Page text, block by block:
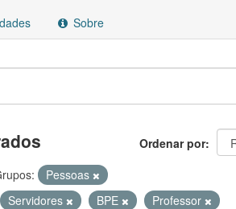
Sobre
Ordenar por
Pessoas
Servidores BPE Professor